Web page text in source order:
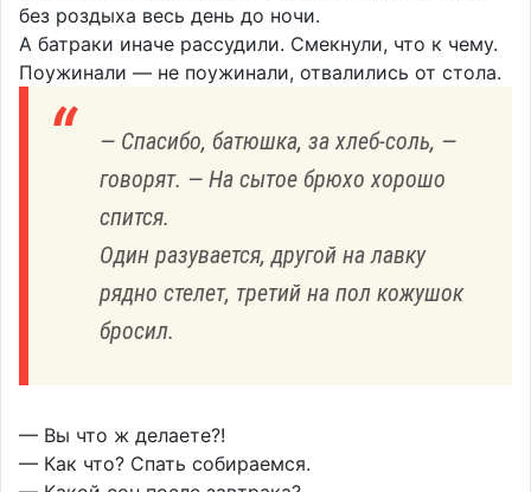
без роздыха весь день до ночи.
А батраки иначе рассудили. Смекнули, что к чему.
Поужинали — не поужинали, отвалились от стола.
— Спасибо, батюшка, за хлеб-соль, —
говорят. — На сытое брюхо хорошо
спится.
Один разувается, другой на лавку
рядно стелет, третий на пол кожушок
бросил.
— Вы что ж делаете?!
— Как что? Спать собираемся.